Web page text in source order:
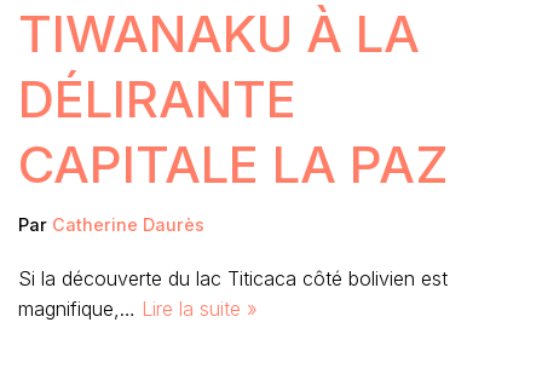
TIWANAKU À LA
DÉLIRANTE
CAPITALE LA PAZ
Par Catherine Daurès
Si la découverte du lac Titicaca côté bolivien est
magnifique,… Lire la suite »